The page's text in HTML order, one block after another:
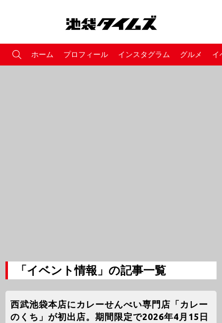
ホーム プロフィール インスタグラム グルメ イ
「イベント情報」の記事一覧
西武池袋本店にカレーせんべい専門店「カレー
のくち」が初出店。期間限定で2026年4月15日